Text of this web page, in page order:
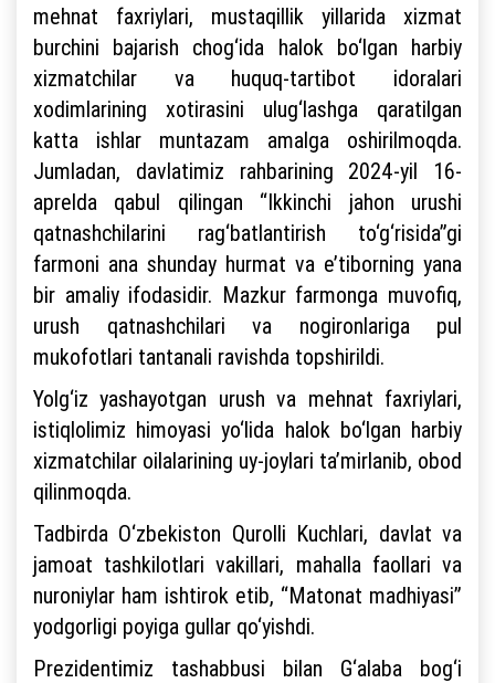
mehnat faxriylari, mustaqillik yillarida xizmat
burchini bajarish chog‘ida halok bo‘lgan harbiy
xizmatchilar va huquq-tartibot idoralari
xodimlarining xotirasini ulug‘lashga qaratilgan
katta ishlar muntazam amalga oshirilmoqda.
Jumladan, davlatimiz rahbarining 2024-yil 16-
aprelda qabul qilingan “Ikkinchi jahon urushi
qatnashchilarini rag‘batlantirish to‘g‘risida”gi
farmoni ana shunday hurmat va e’tiborning yana
bir amaliy ifodasidir. Mazkur farmonga muvofiq,
urush qatnashchilari va nogironlariga pul
mukofotlari tantanali ravishda topshirildi.
Yolg‘iz yashayotgan urush va mehnat faxriylari,
istiqlolimiz himoyasi yo‘lida halok bo‘lgan harbiy
xizmatchilar oilalarining uy-joylari ta’mirlanib, obod
qilinmoqda.
Tadbirda O‘zbekiston Qurolli Kuchlari, davlat va
jamoat tashkilotlari vakillari, mahalla faollari va
nuroniylar ham ishtirok etib, “Matonat madhiyasi”
yodgorligi poyiga gullar qo‘yishdi.
Prezidentimiz tashabbusi bilan G‘alaba bog‘i